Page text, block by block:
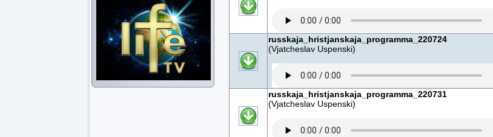
russkaja_hristjanskaja_programma_220724
(Vjatcheslav Uspenski)
russkaja_hristjanskaja_programma_220731
(Vjatcheslav Uspenski)